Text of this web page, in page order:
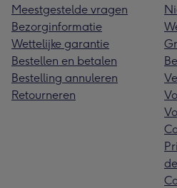
Meestgestelde vragen
Bezorginformatie
Wettelijke garantie
Bestellen en betalen
Bestelling annuleren
Retourneren